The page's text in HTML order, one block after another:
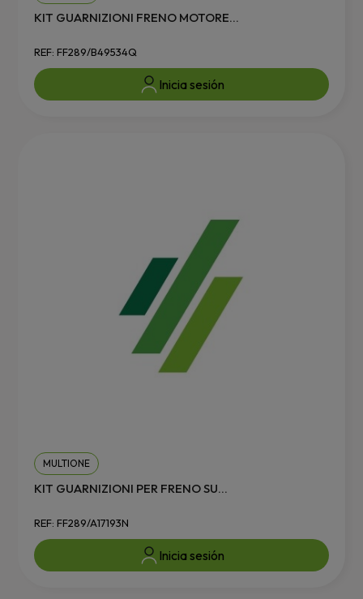
KIT GUARNIZIONI FRENO MOTORE...
REF: FF289/B49534Q
Inicia sesión
MULTIONE
KIT GUARNIZIONI PER FRENO SU...
REF: FF289/A17193N
Inicia sesión